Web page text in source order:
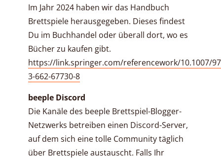
Im Jahr 2024 haben wir das Handbuch
Brettspiele herausgegeben. Dieses findest
Du im Buchhandel oder überall dort, wo es
Bücher zu kaufen gibt.
https://link.springer.com/referencework/10.1007/
3-662-67730-8
beeple Discord
Die Kanäle des beeple Brettspiel-Blogger-
Netzwerks betreiben einen Discord-Server,
auf dem sich eine tolle Community täglich
über Brettspiele austauscht. Falls Ihr